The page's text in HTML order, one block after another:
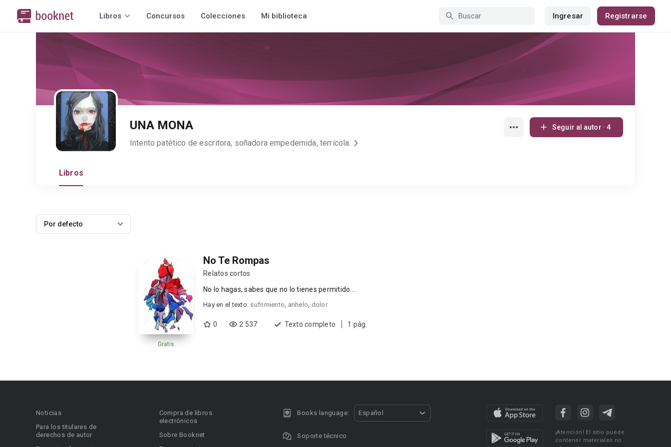
Libros Concursos Colecciones Mi biblioteca Ingresar Registrarse
UNA MONA
Intento patético de escritora, soñadora empedernida, terrícola.
Seguir al autor · 4
Libros
Por defecto
Gratis
No Te Rompas
Relatos cortos
No lo hagas, sabes que no lo tienes permitido....
Hay en el texto: sufrimiento, anhelo, dolor
0 2 537 Texto completo 1 pág.
Noticias
Para los titulares de
derechos de autor
Compra de libros
electrónicos
Sobre Booknet
Books language: Español
Soporte técnico
¡Atención! El sitio puede
contener materiales no